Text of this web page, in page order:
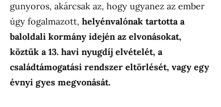
gunyoros, akárcsak az, hogy ugyanez az ember
úgy fogalmazott, helyénvalónak tartotta a
baloldali kormány idején az elvonásokat,
köztük a 13. havi nyugdíj elvételét, a
családtámogatási rendszer eltörlését, vagy egy
évnyi gyes megvonását.